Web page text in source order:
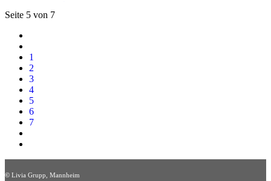
Seite 5 von 7
1
2
3
4
5
6
7
© Livia Grupp, Mannheim